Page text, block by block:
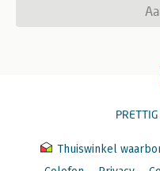
Thuiswinkel